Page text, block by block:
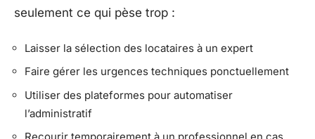
seulement ce qui pèse trop :
Laisser la sélection des locataires à un expert
Faire gérer les urgences techniques ponctuellement
Utiliser des plateformes pour automatiser
l’administratif